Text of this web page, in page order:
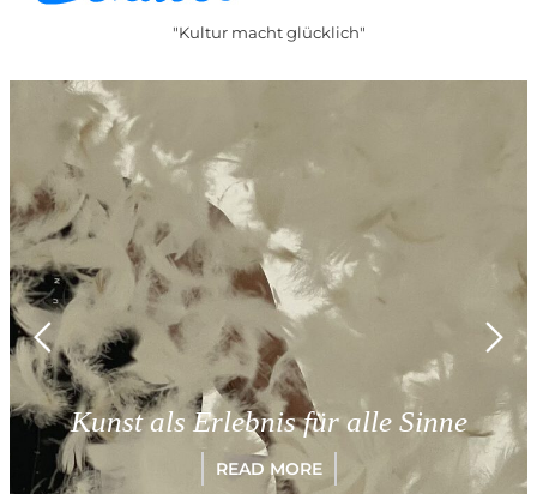
"Kultur macht glücklich"
Erlebnis für alle Sinne
READ MORE